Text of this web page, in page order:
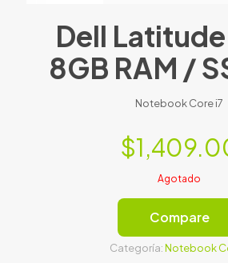
Dell
8GB RAM /
Notebook Core i7
$
Agotado
Compare
Categoría:Notebook